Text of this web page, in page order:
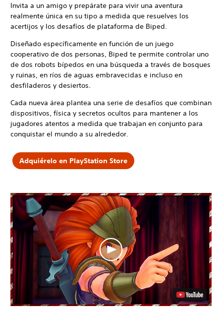
Invita a un amigo y prepárate para vivir una aventura
realmente única en su tipo a medida que resuelves los
acertijos y los desafíos de plataforma de Biped.
Diseñado específicamente en función de un juego
cooperativo de dos personas, Biped te permite controlar uno
de dos robots bípedos en una búsqueda a través de bosques
y ruinas, en ríos de aguas embravecidas e incluso en
desfiladeros y desiertos.
Cada nueva área plantea una serie de desafíos que combinan
dispositivos, física y secretos ocultos para mantener a los
jugadores atentos a medida que trabajan en conjunto para
conquistar el mundo a su alrededor.
Adquiérelo en PlayStation Store